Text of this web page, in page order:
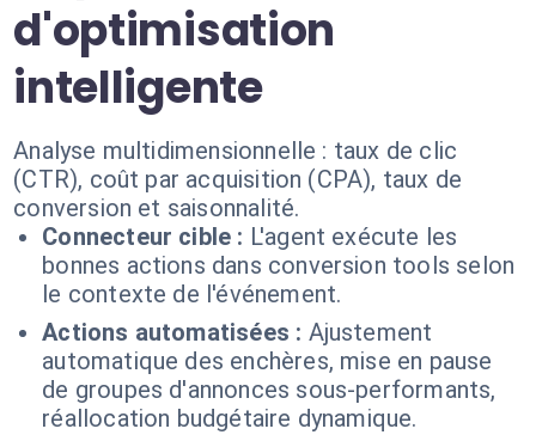
d'optimisation
intelligente
Analyse multidimensionnelle : taux de clic
(CTR), coût par acquisition (CPA), taux de
conversion et saisonnalité.
Connecteur cible : L'agent exécute les
bonnes actions dans conversion tools selon
le contexte de l'événement.
Actions automatisées : Ajustement
automatique des enchères, mise en pause
de groupes d'annonces sous-performants,
réallocation budgétaire dynamique.